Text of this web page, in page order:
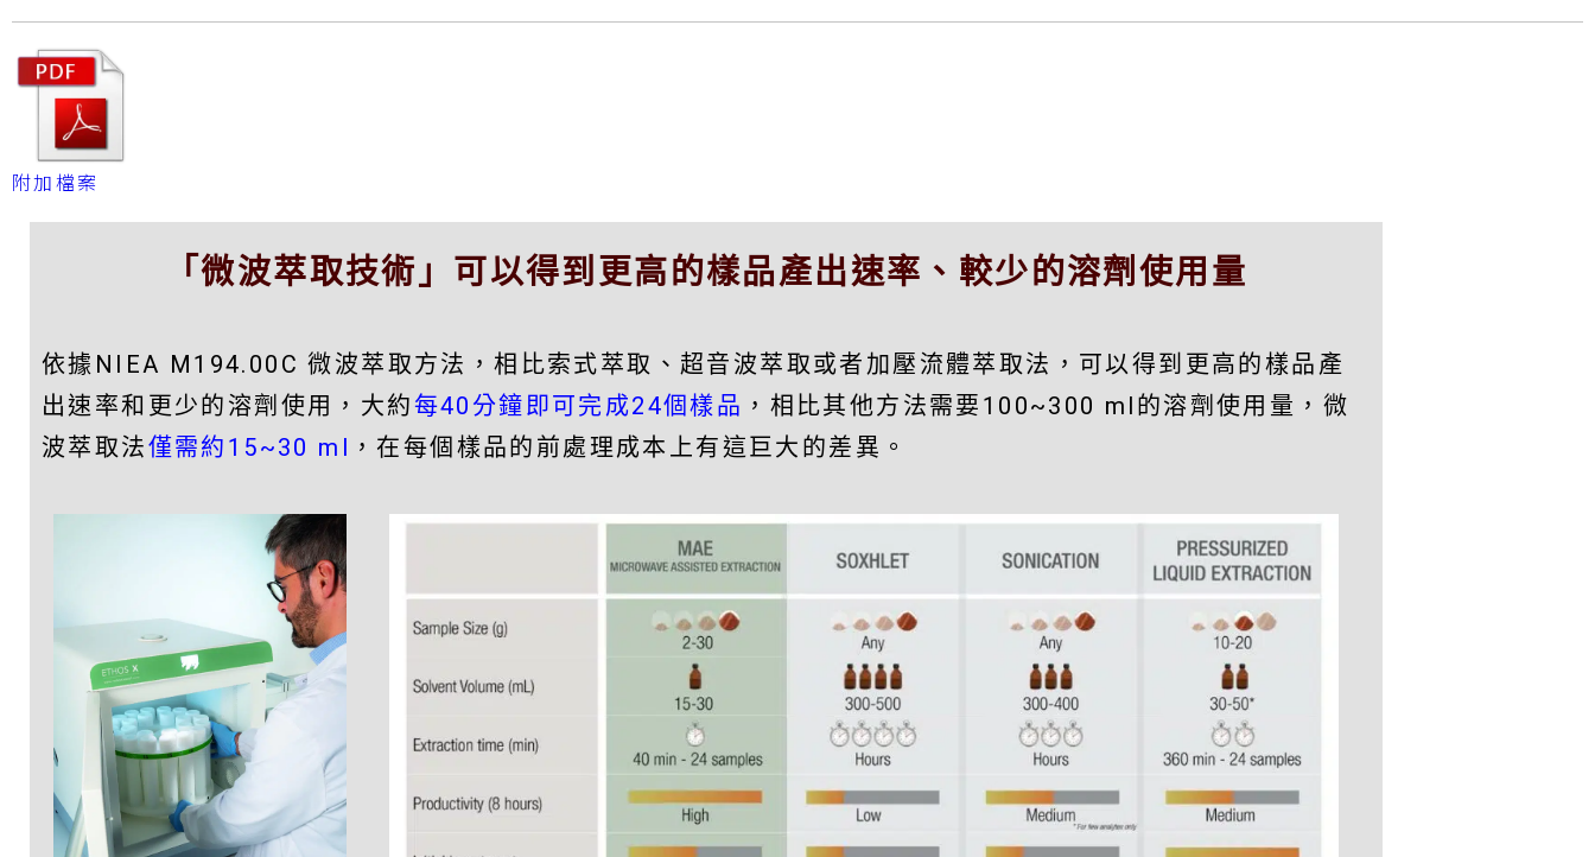
附加檔案
「微波萃取技術」可以得到更高的樣品產出速率、較少的溶劑使用量
依據NIEA M194.00C 微波萃取方法，相比索式萃取、超音波萃取或者加壓流體萃取法，可以得到更高的樣品產
出速率和更少的溶劑使用，大約每40分鐘即可完成24個樣品 ，相比其他方法需要100~300 ml的溶劑使用量，微
波萃取法僅需約15~30 ml ，在每個樣品的前處理成本上有這巨大的差異。